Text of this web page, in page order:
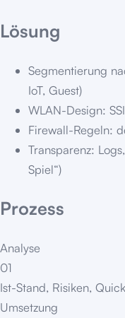
Lösung
Segmentierung
IoT, Guest)
WLAN-Design:
Firewall-Regeln:
Transparenz:
Spiel“)
Prozess
Analyse
01
Ist-Stand, Risiken,
Umsetzung